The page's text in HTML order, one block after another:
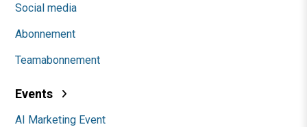
Social media
Abonnement
Teamabonnement
Events
AI Marketing Event